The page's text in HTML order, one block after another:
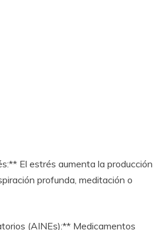
El estrés aumenta la producción
profunda, meditación o
(AINEs):** Medicamentos